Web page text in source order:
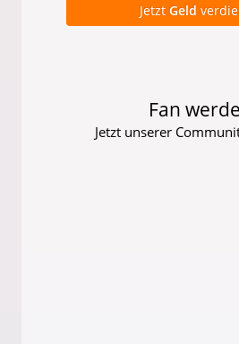
Jetzt Geld
Fan
Jetzt unserer